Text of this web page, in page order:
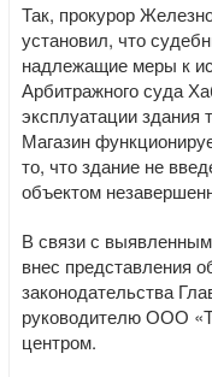
Так, прокурор
установил, что
надлежащие меры к
Арбитражного суда
эксплуатации здания
Магазин
то, что здание не
объектом
В связи с
внес представления
законодательства
руководителю ООО
центром.